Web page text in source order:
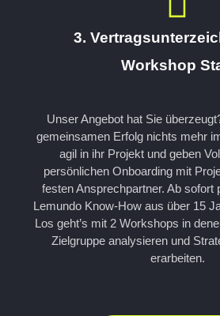
3.
Workshop
Unser Angebot hat Sie
gemeinsamen Erfolg nichts mehr
agil in ihr Projekt und geben
persönlichen Onboarding mit
festen Ansprechpartner. Ab sofort
Lemundo Know-How aus über 15
Los geht’s mit 2 Workshops in
Zielgruppe analysieren und
erarbeiten.